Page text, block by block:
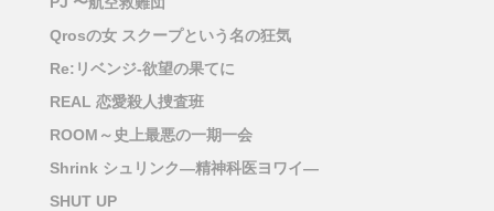
Qrosの女 スクープという名の狂気
Re:リベンジ-欲望の果てに
REAL 恋愛殺人捜査班
ROOM～史上最悪の一期一会
Shrink シュリンク―精神科医ヨワイ―
SHUT UP